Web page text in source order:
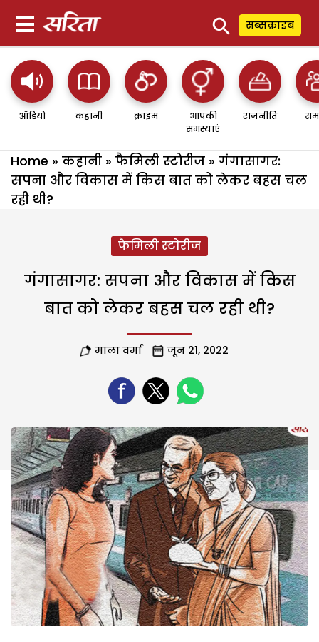
⚲ सब्सक्राइब
ऑडियो कहानी क्राइम
आपकी
समस्याएं
राजनीति
Home » कहानी » फैमिली स्टोरीज » गंगासागर:
सपना और विकास में किस बात को लेकर बहस चल
रही थी?
फैमिली स्टोरीज
गंगासागर: सपना और विकास में किस
बात को लेकर बहस चल रही थी?
माला वर्मा जून 21, 2022